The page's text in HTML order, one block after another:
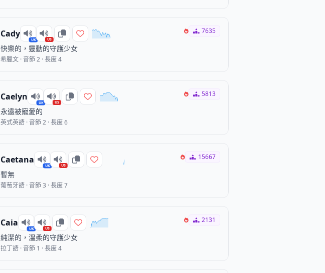
Cady
UK US
快樂的，靈動的守護少女
希臘文 · 音節 2 · 長度 4
7635
Caelyn
UK US
永遠被寵愛的
英式英語 · 音節 2 · 長度 6
5813
Caetana
UK US
暫無
葡萄牙語 · 音節 3 · 長度 7
15667
Caia
UK US
純潔的，溫柔的守護少女
拉丁語 · 音節 1 · 長度 4
2131